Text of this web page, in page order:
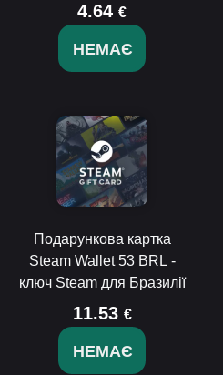
4.64 €
НЕМАЄ
Подарункова картка
Steam Wallet 53 BRL -
ключ Steam для Бразилії
11.53 €
НЕМАЄ